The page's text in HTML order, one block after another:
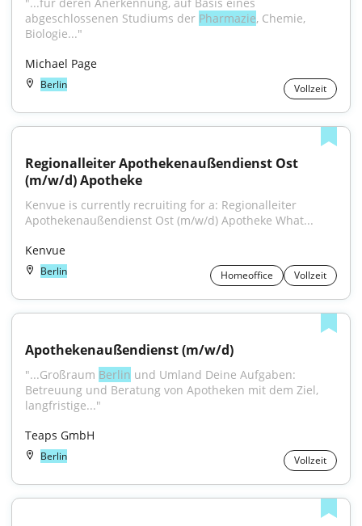
abgeschlossenen Studiums der Pharmazie, Chemie,
Biologie..."
Michael Page
Berlin Vollzeit
Regionalleiter Apothekenaußendienst Ost
(m/w/d) Apotheke
Kenvue is currently recruiting for a: Regionalleiter
Apothekenaußendienst Ost (m/w/d) Apotheke What...
Kenvue
Berlin Homeoffice Vollzeit
Apothekenaußendienst (m/w/d)
"...Großraum Berlin und Umland Deine Aufgaben:
Betreuung und Beratung von Apotheken mit dem Ziel,
langfristige..."
Teaps GmbH
Berlin Vollzeit